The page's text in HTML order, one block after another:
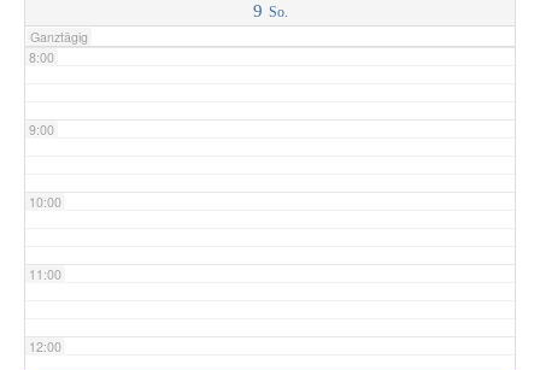
9 So.
Ganztägig
8:00
9:00
10:00
11:00
12:00